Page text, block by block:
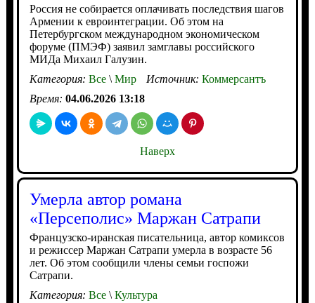
Россия не собирается оплачивать последствия шагов
Армении к евроинтеграции. Об этом на
Петербургском международном экономическом
форуме (ПМЭФ) заявил замглавы российского
МИДа Михаил Галузин.
Категория: Все\Мир Источник: Коммерсантъ
Время: 04.06.2026 13:18
Наверх
Умерла автор романа
«Персеполис» Маржан Сатрапи
Французско-иранская писательница, автор комиксов
и режиссер Маржан Сатрапи умерла в возрасте 56
лет. Об этом сообщили члены семьи госпожи
Сатрапи.
Категория: Все\Культура